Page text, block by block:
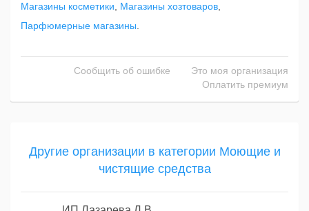
Магазины косметики
Магазины хозтоваров
Парфюмерные магазины
Сообщить об ошибке
Это моя организация
Оплатить премиум
Другие организации в категории Моющие и
чистящие средства